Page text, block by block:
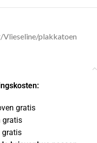
plakkatoen
gratis
gratis
gratis